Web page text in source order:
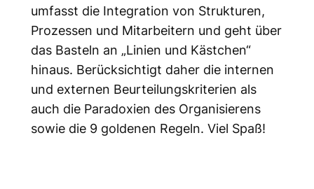
umfasst die Integration von Strukturen,
Prozessen und Mitarbeitern und geht über
das Basteln an „Linien und Kästchen“
hinaus. Berücksichtigt daher die internen
und externen Beurteilungskriterien als
auch die Paradoxien des Organisierens
sowie die 9 goldenen Regeln. Viel Spaß!